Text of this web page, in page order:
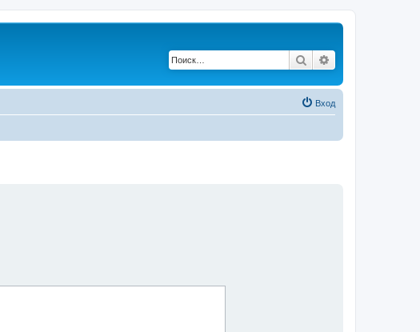
Поиск
Вход